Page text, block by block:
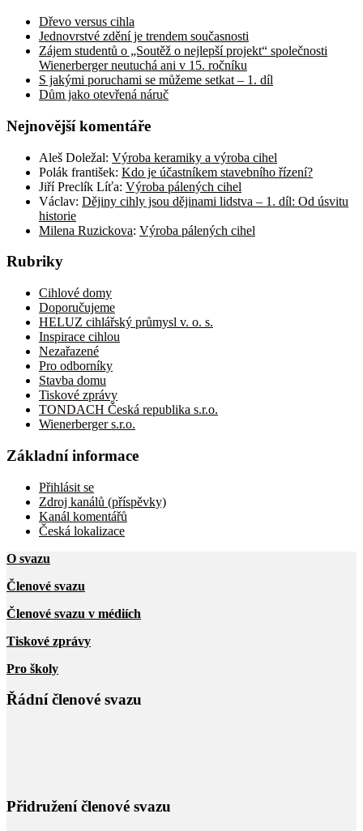
Dřevo versus cihla
Jednovrstvé zdění je trendem současnosti
Zájem studentů o „Soutěž o nejlepší projekt“ společnosti
Wienerberger neutuchá ani v 15. ročníku
S jakými poruchami se můžeme setkat – 1. díl
Dům jako otevřená náruč
Nejnovější komentáře
Aleš Doležal: Výroba keramiky a výroba cihel
Polák františek: Kdo je účastníkem stavebního řízení?
Jiří Preclík Líťa: Výroba pálených cihel
Václav: Dějiny cihly jsou dějinami lidstva – 1. díl: Od úsvitu
historie
Milena Ruzickova: Výroba pálených cihel
Rubriky
Cihlové domy
Doporučujeme
HELUZ cihlářský průmysl v. o. s.
Inspirace cihlou
Nezařazené
Pro odborníky
Stavba domu
Tiskové zprávy
TONDACH Česká republika s.r.o.
Wienerberger s.r.o.
Základní informace
Přihlásit se
Zdroj kanálů (příspěvky)
Kanál komentářů
Česká lokalizace
O svazu
Členové svazu
Členové svazu v médiích
Tiskové zprávy
Pro školy
Řádní členové svazu
Přidružení členové svazu